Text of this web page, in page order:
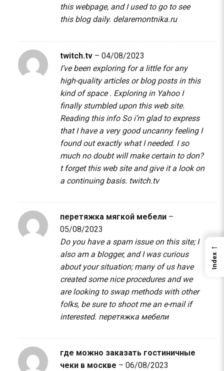
this webpage, and I used to go to see
this blog daily. delaremontnika.ru
twitch.tv – 04/08/2023
I’ve been exploring for a little for any
high-quality articles or blog posts in this
kind of space . Exploring in Yahoo I
finally stumbled upon this web site.
Reading this info So i’m glad to express
that I have a very good uncanny feeling I
found out exactly what I needed. I so
much no doubt will make certain to don?
t forget this web site and give it a look on
a continuing basis. twitch.tv
перетяжка мягкой мебели –
05/08/2023
Do you have a spam issue on this site; I
also am a blogger, and I was curious
about your situation; many of us have
created some nice procedures and we
are looking to swap methods with other
folks, be sure to shoot me an e-mail if
interested. перетяжка мебели
где можно заказать гостиничные
чеки в москве – 06/08/2023
←
Index